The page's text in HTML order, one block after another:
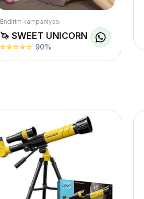
Endirim kampaniyası
🦄 SWEET UNICORN
90%